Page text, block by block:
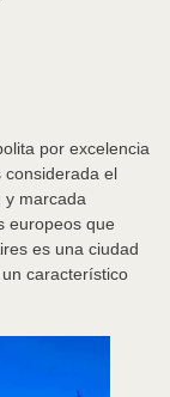
por excelencia
considerada el
y marcada
europeos que
es una ciudad
característico